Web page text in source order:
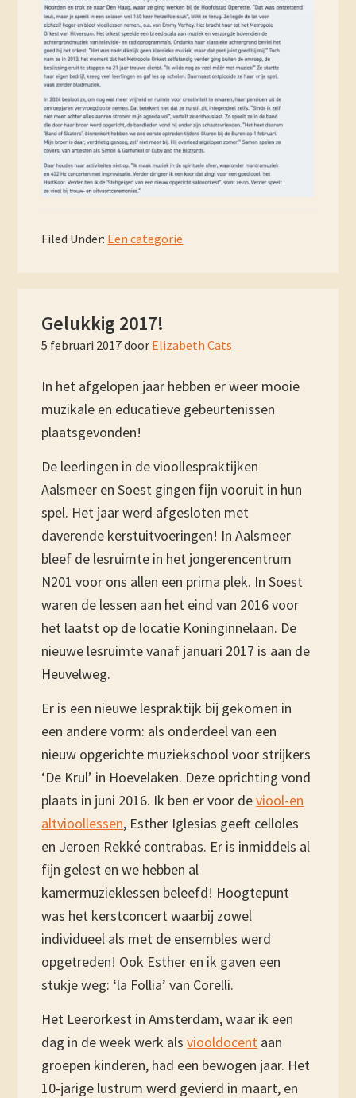
Filed Under: Een categorie
Gelukkig 2017!
5 februari 2017door Elizabeth Cats
In het afgelopen jaar hebben er weer mooie
muzikale en educatieve gebeurtenissen
plaatsgevonden!
De leerlingen in de vioollespraktijken
Aalsmeer en Soest gingen fijn vooruit in hun
spel. Het jaar werd afgesloten met
daverende kerstuitvoeringen! In Aalsmeer
bleef de lesruimte in het jongerencentrum
N201 voor ons allen een prima plek. In Soest
waren de lessen aan het eind van 2016 voor
het laatst op de locatie Koninginnelaan. De
nieuwe lesruimte vanaf januari 2017 is aan de
Heuvelweg.
Er is een nieuwe lespraktijk bij gekomen in
een andere vorm: als onderdeel van een
nieuw opgerichte muziekschool voor strijkers
‘De Krul’ in Hoevelaken. Deze oprichting vond
plaats in juni 2016. Ik ben er voor deviool-en
altvioollessen, Esther Iglesias geeft celloles
en Jeroen Rekké contrabas. Er is inmiddels al
fijn gelest en we hebben al
kamermuzieklessen beleefd! Hoogtepunt
was het kerstconcert waarbij zowel
individueel als met de ensembles werd
opgetreden! Ook Esther en ik gaven een
stukje weg: ‘la Follia’ van Corelli.
Het Leerorkest in Amsterdam, waar ik een
dag in de week werk alsviooldocent aan
groepen kinderen, had een bewogen jaar. Het
10-jarige lustrum werd gevierd in maart, en